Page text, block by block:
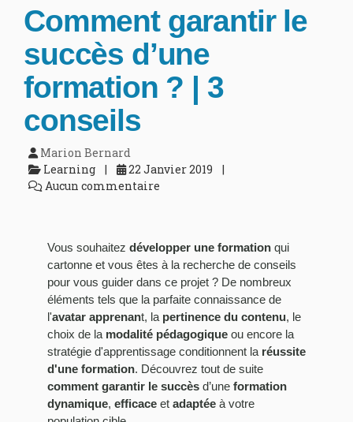
Comment garantir le
succès d’une
formation ? | 3
conseils
Marion Bernard
Learning
22 Janvier 2019
Aucun commentaire
Vous souhaitez développer une formation qui
cartonne et vous êtes à la recherche de conseils
pour vous guider dans ce projet ? De nombreux
éléments tels que la parfaite connaissance de
l'avatar apprenant, la pertinence du contenu, le
choix de la modalité pédagogique ou encore la
stratégie d'apprentissage conditionnent la réussite
d'une formation. Découvrez tout de suite
comment garantir le succès d’une formation
dynamique, efficace et adaptée à votre